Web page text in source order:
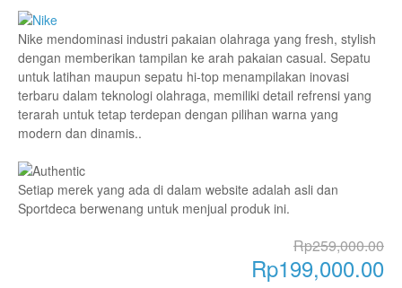
Nike mendominasi industri pakaian olahraga yang fresh, stylish
dengan memberikan tampilan ke arah pakaian casual. Sepatu
untuk latihan maupun sepatu hi-top menampilakan inovasi
terbaru dalam teknologi olahraga, memiliki detail refrensi yang
terarah untuk tetap terdepan dengan pilihan warna yang
modern dan dinamis..
Setiap merek yang ada di dalam website adalah asli dan
Sportdeca berwenang untuk menjual produk ini.
Rp259,000.00
Rp199,000.00